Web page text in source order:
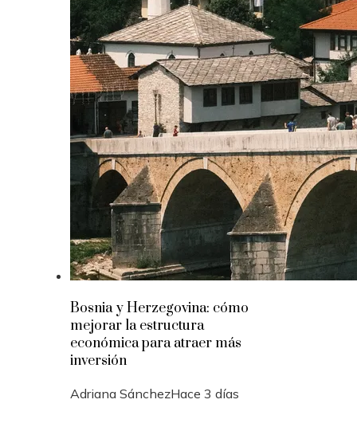
Bosnia y Herzegovina: cómo
mejorar la estructura
económica para atraer más
inversión
Adriana SánchezHace 3 días